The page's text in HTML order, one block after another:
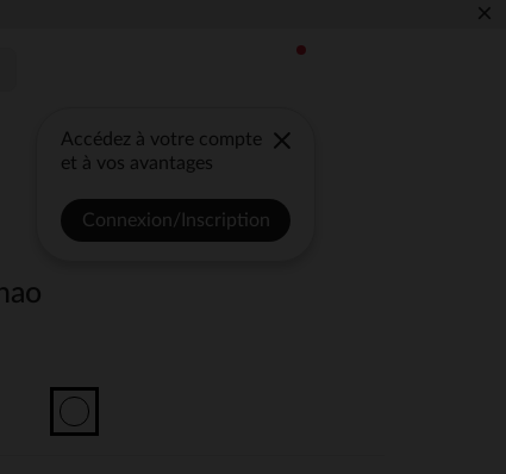
×
Accédez à votre compte
et à vos avantages
Connexion/Inscription